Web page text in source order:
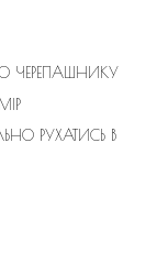
ЧЕРЕПАШНИКУ
РУХАТИСЬ В